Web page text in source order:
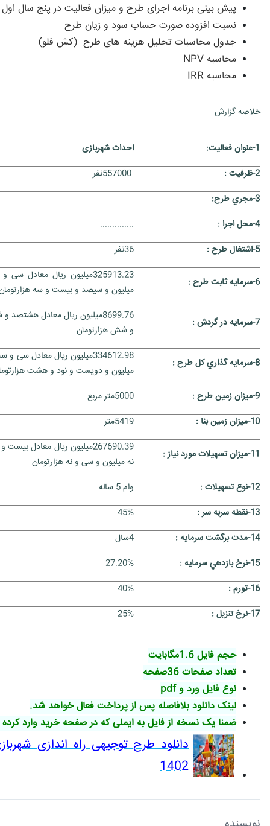
پیش بینی برنامه اجرای طرح و میزان فعالیت در پنج سال
نسبت افزوده صورت حساب سود و زیان طرح
جدول محاسبات تحليل هزينه های طرح (کش فلو)
محاسبه NPV
محاسبه IRR
خلاصه گزارش
1-عنوان فعاليت:
احداث شهربازی
2-ظرفيت :
557000نفر
3-مجري طرح:
4-محل اجرا :
..............
5-اشتغال طرح :
36نفر
6-سرمايه ثابت طرح :
325913.23میلیون ریال
میلیون و سیصد و بیست و سه
7-سرمايه در گردش :
8699.76میلیون ریال معادل
و شش هزارتومان
8-سرمايه گذاري کل طرح :
334612.98میلیون ریال
میلیون و دویست و نود و هشت
9-ميزان زمين طرح :
5000متر مربع
10-ميزان زمين بنا :
5419متر
11-ميزان تسهيلات مورد نياز :
267690.39میلیون ریال
نه میلیون و سی و نه هزارتومان
12-نوع تسهيلات :
وام 5 ساله
13-نقطه سربه سر :
45%
14-مدت برگشت سرمايه :
4سال
15-نرخ بازدهي سرمايه :
27.20%
16-تورم :
40%
17-نرخ تنزیل :
25%
حجم فایل 1.6مگابایت
تعداد صفحات 36صفحه
نوع فایل ورد و pdf
لینک دانلود بلافاصله پس از پرداخت فعال خواهد شد.
ضمنا یک نسخه از فایل به ایملی که در صفحه خرید وارد
دانلود طرح توجیهی راه اندازی
1402